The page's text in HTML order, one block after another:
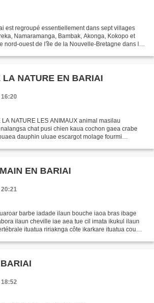
est regroupé essentiellement dans sept villages
Namaramanga, Bambak, Akonga, Kokopo et
nord-ouest de l'île de la Nouvelle-Bretagne dans la
LA NATURE EN BARIAI
16:20
LA NATURE LES ANIMAUX animal masilau
chat pusi chien kaua cochon gaea crabe
dauphin uluae escargot molage fourmi
EN BARIAI
barbe iadade ilaun bouche iaoa bras ibage
ilaun cheville iae aea tue cil imata ikukul ilaun
ituatua ririaknga côte ikarkare ituatua cou